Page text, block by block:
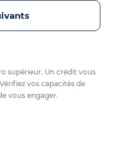
supérieur. Un crédit vous
vos capacités de
vous engager.